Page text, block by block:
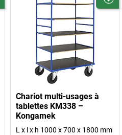
Chariot multi-usages à
tablettes KM338 –
Kongamek
L x l x h 1000 x 700 x 1800 mm